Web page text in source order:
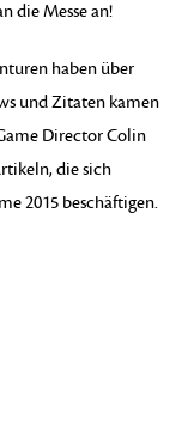
die Messe an!
haben über
und Zitaten kamen
Director Colin
die sich
2015 beschäftigen.